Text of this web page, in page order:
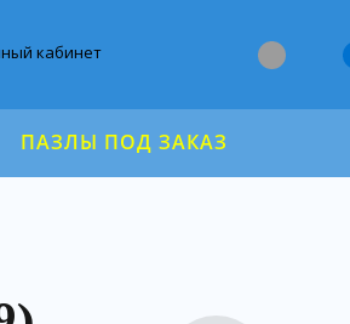
кабинет
ПАЗЛЫ ПОД ЗАКАЗ